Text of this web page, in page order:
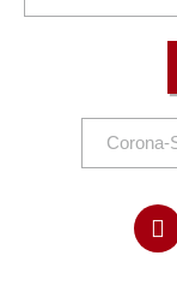
Corona-